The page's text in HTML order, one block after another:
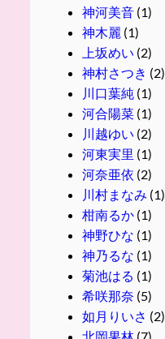
神河美音(1)
神木麗 (1)
上坂めい (2)
神村さつき (2)
川口葉純 (1)
河合陽菜(1)
川越ゆい (2)
河東実里 (1)
河奈亜依 (2)
川村まなみ (1)
柑南るか(1)
神野ひな (1)
神乃るな (1)
菊池はる (1)
希咲那奈 (5)
如月りいさ (2)
北岡果林 (7)